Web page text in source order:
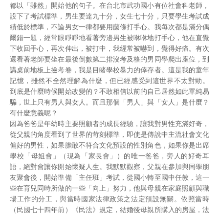
都以「雖然」開始他的句子。在台北市武功國小有位社會科老師，
設下了考試標準，男生要達九十分，女生七十分，只要學生考試成
績低於標準，不論男女一律都要用藤條打手心。我每次都是滿分偶
爾錯一題，經常眼睜睜地看著旁邊男生被咻咻地打手心，他在直覺
下收回手心，再次伸出，被打中，我經常被嚇到，覺得好痛。有次
還看著老師要坐在最後倒數第二排沒考及格的男同學爬出座位，到
講桌前地板上撿考卷，我是目睹學校暴力的倖存者。這是我的童年
記憶，雖然不全然理解為什麼，但已經感受到這世界不太對勁。
到底是什麼時候開始改變的？不敢相信以前的自己居然如此單純易
騙，世上只有男人與女人。而且那個「男人」與「女人」是什麼？
有什麼意義呢？
因為爸爸是年幼時主要照顧者的成長經驗，讓我對男性充滿好奇，
從父親的角度看到了世界的苛刻標準，即使是傳說中主流社會文化
偏好的男性，如果膽敢不符合文化預設的性別角色，如果你是出席
學校「母姐會」（現為「家長會」）的唯一爸爸，旁人的好奇耳
語，絕對會讓你開始懷疑人生。我默默觀察，父親在參加與同學朋
友聚會後，開始準備「主任班」考試，從國小轉至國中任教，這一
些在育兒同時所做的一些「向上」努力，他與母親在家庭照顧與職
場工作的分工，與當時國家法律政策之法定預設無關。依照當時
（民國七十四年前）《民法》規定，結婚後母親所購入的房屋，法